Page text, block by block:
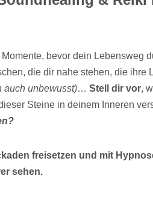
bevor dein Lebensweg
die dir nahe stehen, die ihre
auch unbewusst)… Stell dir vor,
Steine in deinem Inneren
freisetzen und mit
sehen.